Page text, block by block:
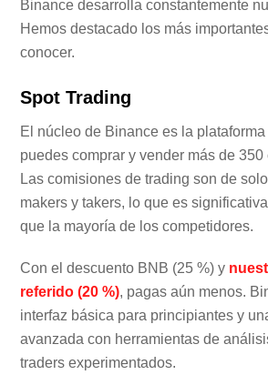
Binance desarrolla constantemente
Hemos destacado los más
conocer.
Spot Trading
El núcleo de Binance es la
puedes comprar y vender más de 350
Las comisiones de trading son de
makers y takers, lo que es
que la mayoría de los competidores.
Con el descuento BNB (25 %) y
referido (20 %), pagas aún menos.
interfaz básica para principiantes y
avanzada con herramientas de
traders experimentados.